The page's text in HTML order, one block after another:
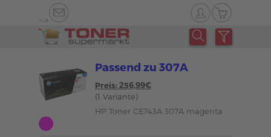
-->
Passend zu 307A
Preis: 256,99€
(1 Variante)
HP Toner CE743A 307A magenta